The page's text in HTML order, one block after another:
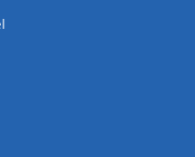
Haustiere melden
beantragen
die Sonntage und
beantragen
beantragen